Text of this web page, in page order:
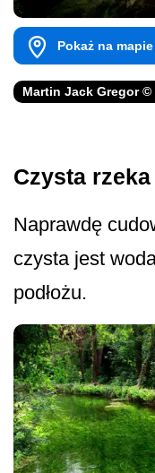
Pokaż na
Martin Jack Gregor
Czysta rzeka
Naprawdę
czysta jest
podłożu.